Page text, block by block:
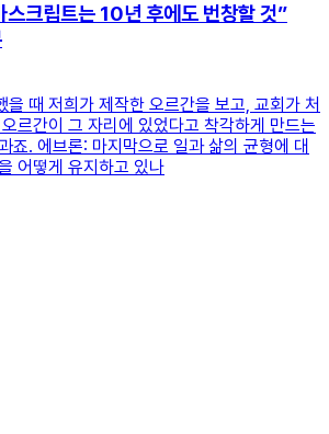
크립트는 10년 후에도 번창할 것”
을 때 저희가 제작한 오르간을 보고, 교회가 처
르간이 그 자리에 있었다고 착각하게 만드는
죠. 에브론: 마지막으로 일과 삶의 균형에 대
어떻게 유지하고 있나